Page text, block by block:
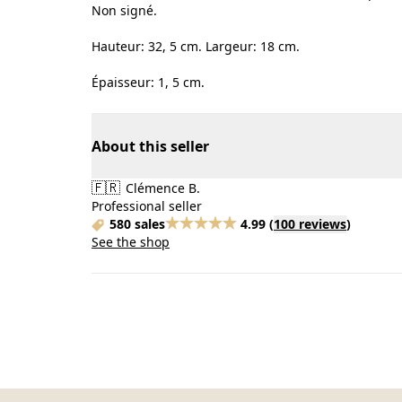
Non signé.
Hauteur: 32, 5 cm. Largeur: 18 cm.
Épaisseur: 1, 5 cm.
About this seller
🇫🇷 Clémence B.
Professional seller
580 sales
4.99 (100 reviews)
See the shop